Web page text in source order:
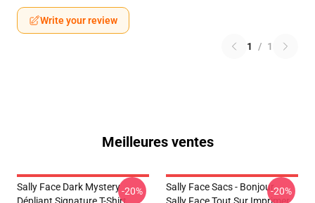
Write your review
1 / 1
Meilleures ventes
Sally Face Dark Mystery-20%
Sally Face Sacs - Bonjour.-20%